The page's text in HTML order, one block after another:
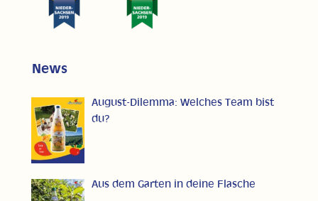
News
August-Dilemma: Welches Team bist
du?
Aus dem Garten in deine Flasche